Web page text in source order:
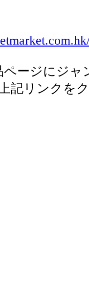
ページにジャ
記リンクを